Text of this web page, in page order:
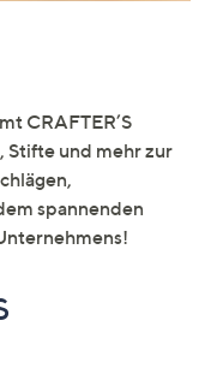
CRAFTER’S
und mehr zur
spannenden